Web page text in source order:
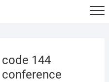
code 144
conference